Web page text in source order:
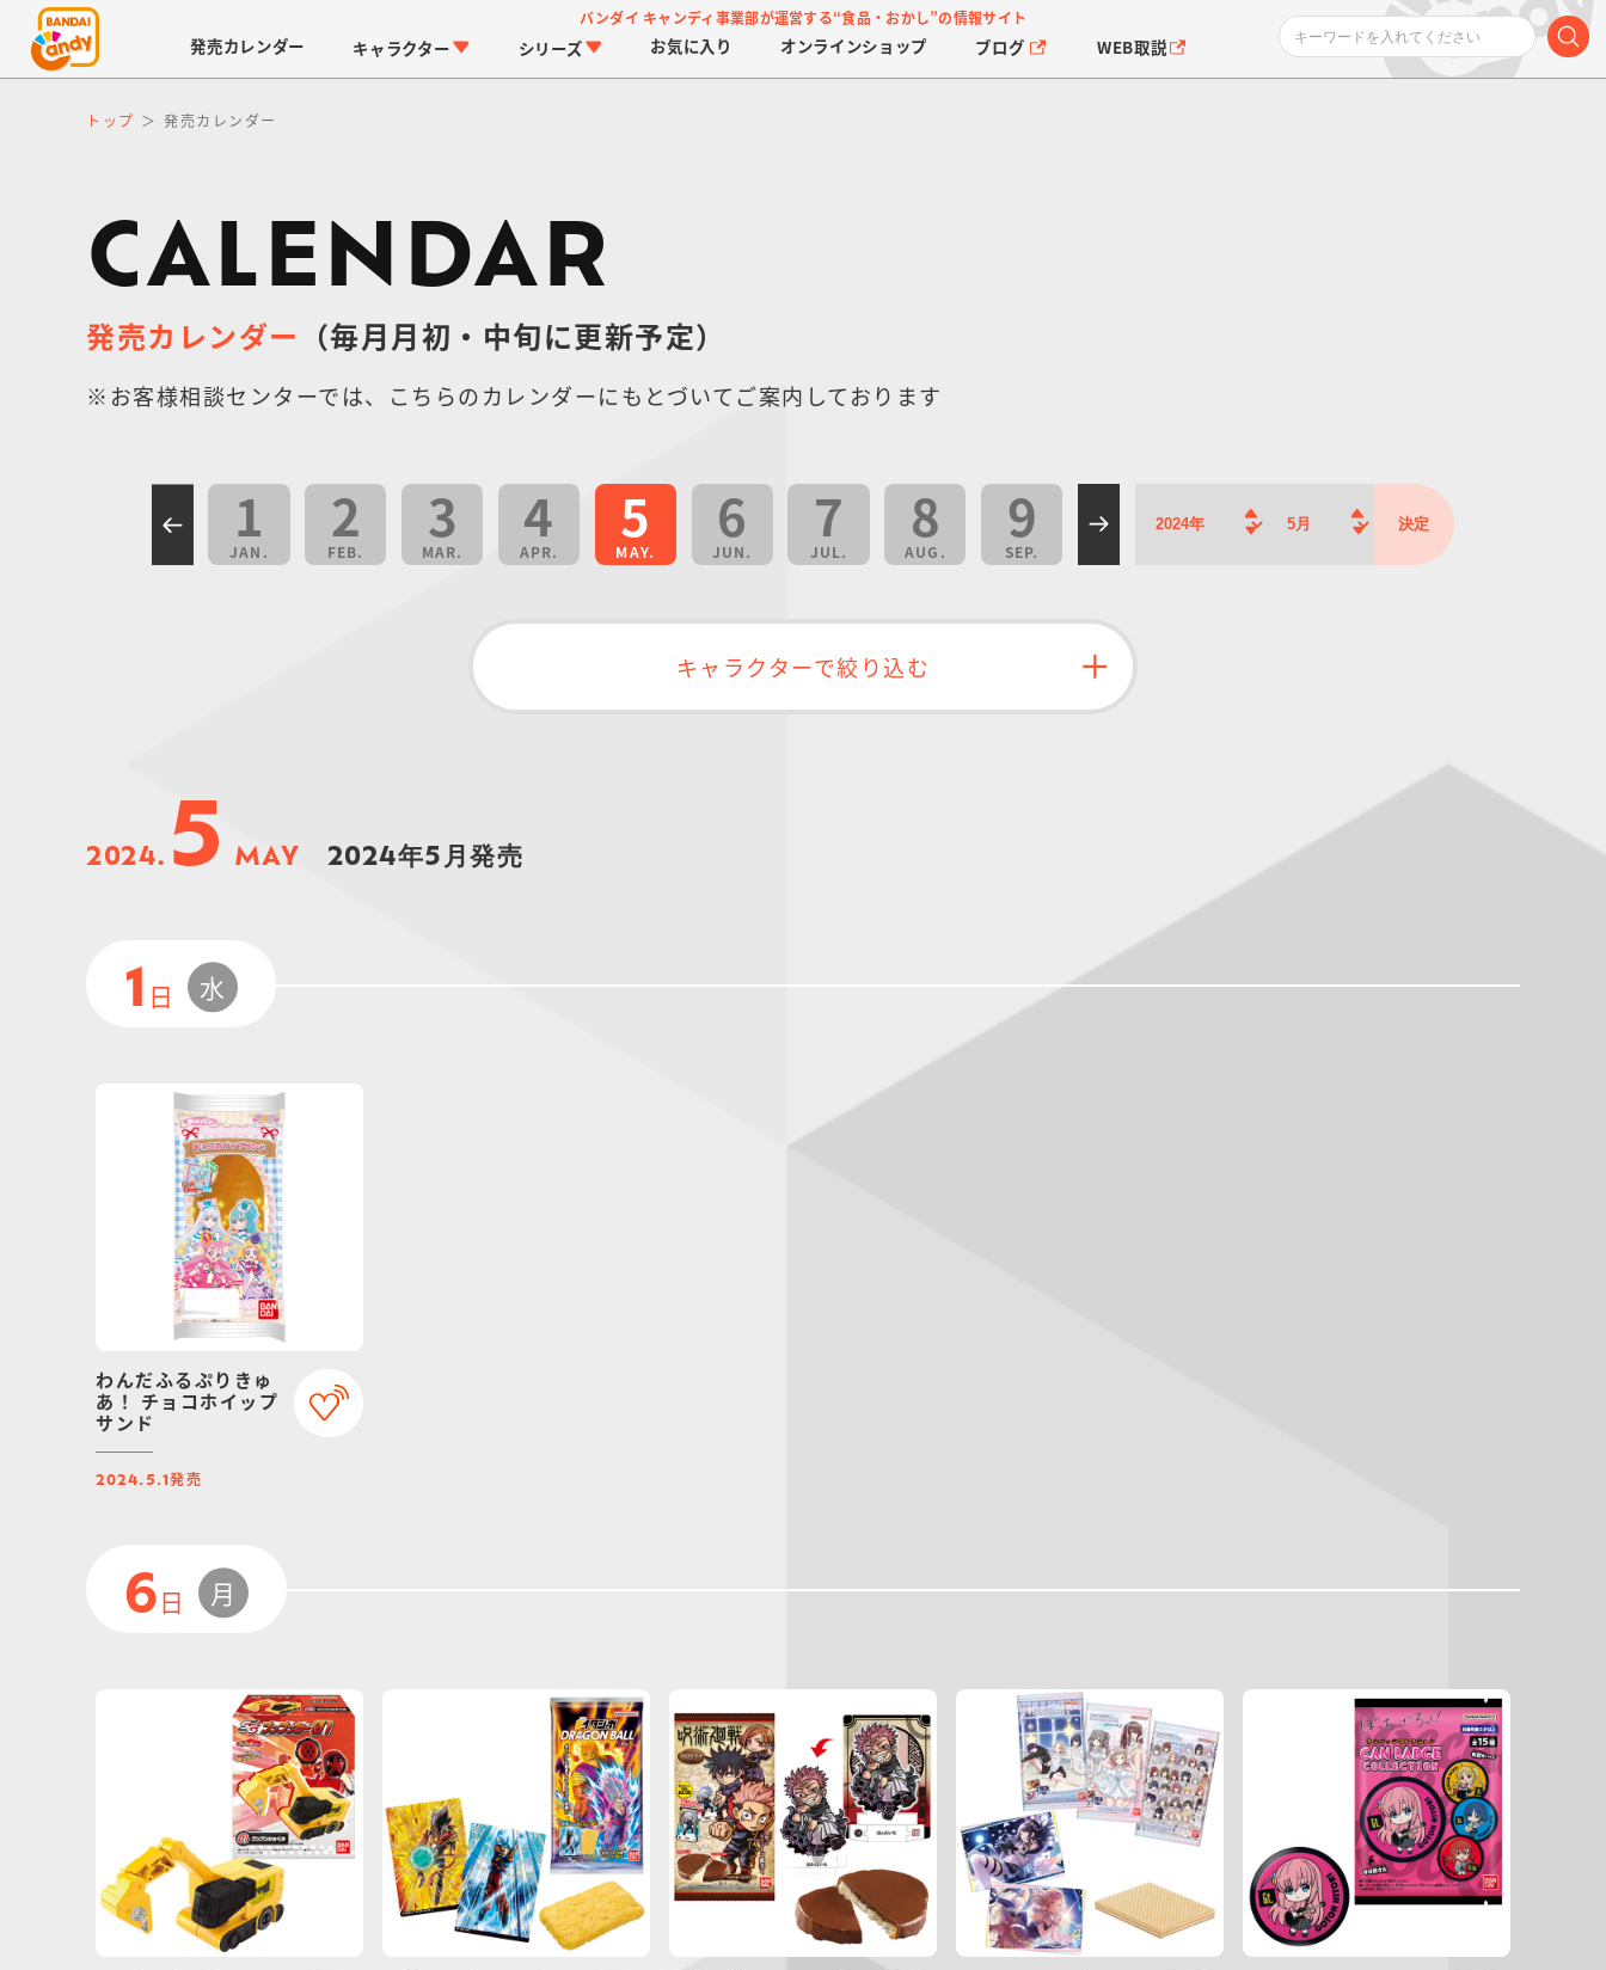
バンダイ キャンディ事業部が運営する“食品・おかし”の情報サイト
発売カレンダー キャラクター
LINK TRAVELERS 仮面ライダーシリーズ
PROJECT R.E.D.・ス
ーパー戦隊シリーズ
シリーズ
チョコボックス キャラパキ つりグミ
お気に入り オンラインショップ ブログ WEB取説
トップ 発売カレンダー
CALENDAR
発売カレンダー （毎月月初・中旬に更新予定）
※お客様相談センターでは、こちらのカレンダーにもとづいてご案内しております
1
JAN.
2
FEB.
3
MAR.
4
APR.
5
MAY.
6
JUN.
7
JUL.
8
AUG.
9
SEP.
キャラクターで絞り込む
2024. 5 MAY 2024年5月発売
1 日 水
わんだふるぷりきゅ
あ！ チョコホイップ
サンド
2024.5.1発売
6日 月